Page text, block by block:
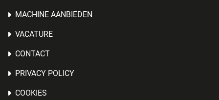
MACHINE AANBIEDEN
VACATURE
CONTACT
PRIVACY POLICY
COOKIES